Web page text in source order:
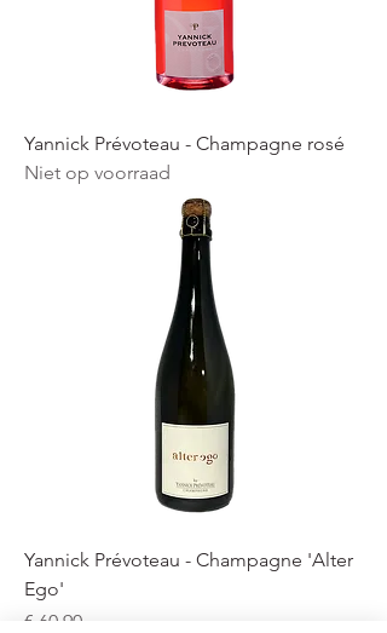
Yannick Prévoteau - Champagne rosé
Niet op voorraad
Yannick Prévoteau - Champagne 'Alter
Ego'
Prijs
€ 60,90